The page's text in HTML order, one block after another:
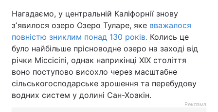
Нагадаємо, у центральній Каліфорнії знову
зʼявилося озеро Озеро Туларе, яке вважалося
повністю зниклим понад 130 років. Колись це
було найбільше прісноводне озеро на заході від
річки Міссісіпі, однак наприкінці XIX століття
воно поступово висохло через масштабне
сільськогосподарське зрошення та перебудову
водних систем у долині Сан-Хоакін.
Реклама